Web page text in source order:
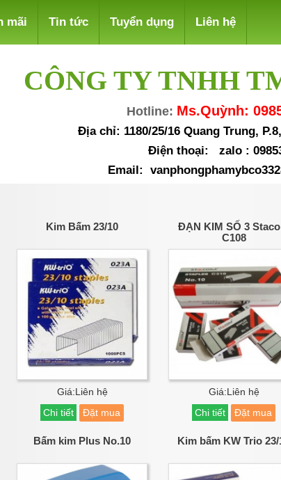
mãi Tin tức Tuyển dụng Liên hệ
CÔNG TY TNHH
Hotline: Ms.Quỳnh:
Địa chỉ: 1180/25/16 Quang Trung,
Điện thoại: zalo :
Email:
Kim Bấm 23/10
Giá:Liên hệ
Chi tiết
Đặt mua
ĐẠN KIM SỐ 3
C108
Giá:Liên hệ
Chi tiết
Đặt mua
Bấm kim Plus No.10 Kim bấm KW Trio 23/